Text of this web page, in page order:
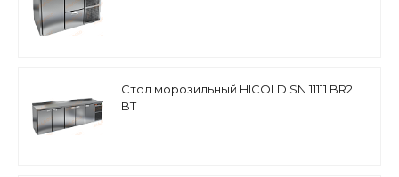
Стол морозильный HICOLD SN 11111 BR2
BT